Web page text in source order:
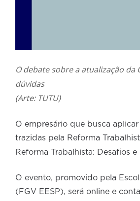
O debate sobre a atualização da
dúvidas
(Arte: TUTU)
O empresário que busca
trazidas pela Reforma
Reforma Trabalhista: Desafios e
O evento, promovido pela
(FGV EESP), será online e